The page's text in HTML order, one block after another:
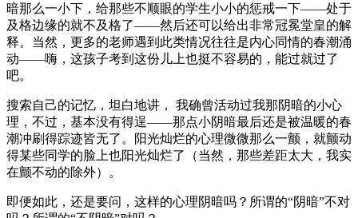
暗那么一小下，给那些不顺眼的学生小小的惩戒一下——处于
及格边缘的就不及格了——然后还可以给出非常冠冕堂皇的解
释。当然，更多的老师遇到此类情况往往是内心同情的春潮涌
动——嗨，这孩子考到这份儿上也挺不容易的，能过就过了
吧。
搜索自己的记忆，坦白地讲， 我确曾活动过我那阴暗的小心
理，不过，基本没有得逞——那点小阴暗最后还是被温暖的春
潮冲刷得踪迹皆无了。阳光灿烂的心理微微那么一颤，就颤动
得某些同学的脸上也阳光灿烂了（当然，那些差距太大，我实
在颤不动的除外）。
即便如此，还是要问，这样的心理阴暗吗？所谓的“阴暗”不对